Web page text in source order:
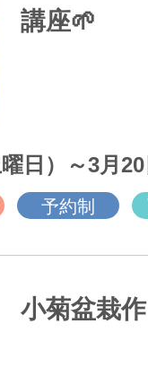
講座🌱
日）～3月
予約制
小菊盆栽